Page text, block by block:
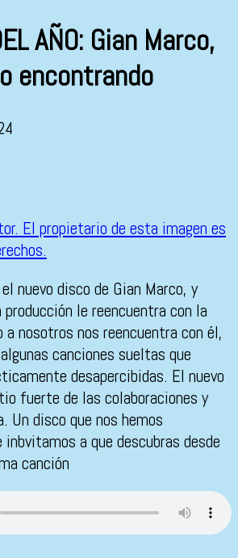
AÑO: Gian Marco,
encontrando
nuevo disco de Gian Marco, y
le reencuentra con la
nosotros nos reencuentra con él,
canciones sueltas que
desapercibidas. El nuevo
fuerte de las colaboraciones y
Un disco que nos hemos
a que descubras desde
canción